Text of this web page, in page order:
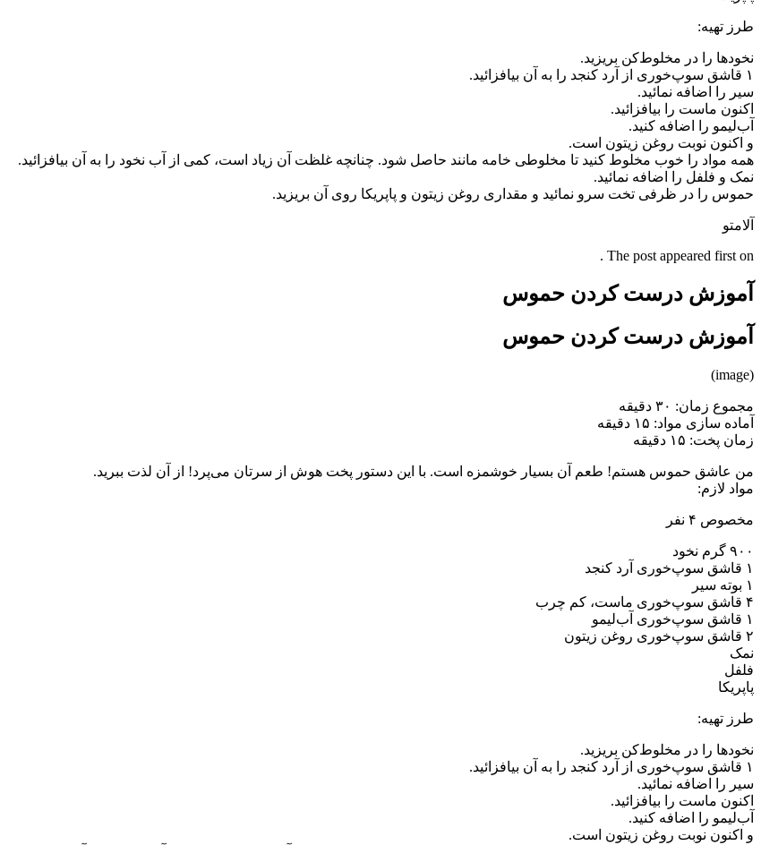
طرز تهیه:‏
نخود‌ها را در مخلوط‌کن بریزید. ‏
سیر را اضافه نمائید. ‏
اکنون ماست را بیافزائید. ‏
آب‌لیمو را اضافه کنید. ‏
و اکنون نوبت روغن زیتون است. ‏
همه مواد را خوب مخلوط کنید تا مخلوطی خامه‌ مانند حاصل شود. چنانچه غلظت آن زیاد است، کمی از آب نخود را به آن ‏بیافزائید. ‏
نمک و فلفل را اضافه نمائید. ‏
حموس را در ظرفی تخت سرو نمائید و مقداری روغن زیتون و پاپریکا روی آن بریزید. ‏
آلامتو
The post appeared first on .
آموزش درست کردن حموس
آموزش درست کردن حموس
(image)
مجموع زمان: ۳۰ دقیقه ‏
آماده سازی مواد: ۱۵ دقیقه ‏
زمان پخت: ۱۵ دقیقه ‏
من عاشق حموس هستم! طعم آن بسیار خوشمزه است. با این دستور پخت هوش از سرتان می‌پرد! از آن لذت ببرید. ‏
مواد لازم: ‏
مخصوص ۴ نفر ‏
نمک ‏
فلفل ‏
پاپریکا ‏
طرز تهیه:‏
نخود‌ها را در مخلوط‌کن بریزید. ‏
سیر را اضافه نمائید. ‏
اکنون ماست را بیافزائید. ‏
آب‌لیمو را اضافه کنید. ‏
و اکنون نوبت روغن زیتون است. ‏